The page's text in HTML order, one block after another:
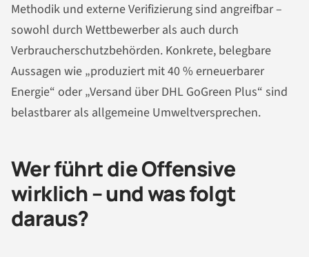
Methodik und externe Verifizierung sind angreifbar –
sowohl durch Wettbewerber als auch durch
Verbraucherschutzbehörden. Konkrete, belegbare
Aussagen wie „produziert mit 40 % erneuerbarer
Energie“ oder „Versand über DHL GoGreen Plus“ sind
belastbarer als allgemeine Umweltversprechen.
Wer führt die Offensive
wirklich – und was folgt
daraus?